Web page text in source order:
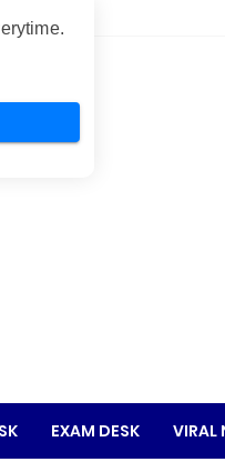
EXAM DESK VIRAL